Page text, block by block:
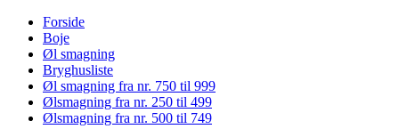
Forside
Boje
Øl smagning
Bryghusliste
Øl smagning fra nr. 750 til 999
Ølsmagning fra nr. 250 til 499
Ølsmagning fra nr. 500 til 749